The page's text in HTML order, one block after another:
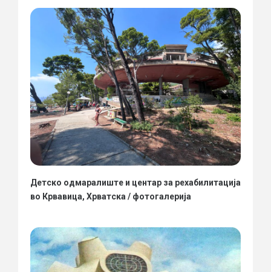
Детско одмаралиште и центар за рехабилитација
во Крвавица, Хрватска / фотогалерија